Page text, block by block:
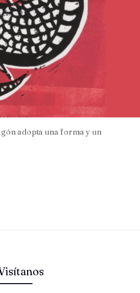
adopta una forma y un